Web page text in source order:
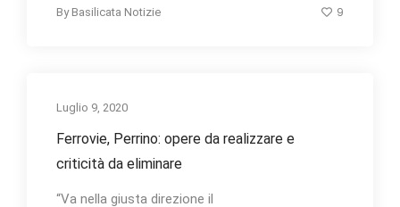
By Basilicata Notizie 9
Luglio 9, 2020
Ferrovie, Perrino: opere da realizzare e
criticità da eliminare
“Va nella giusta direzione il